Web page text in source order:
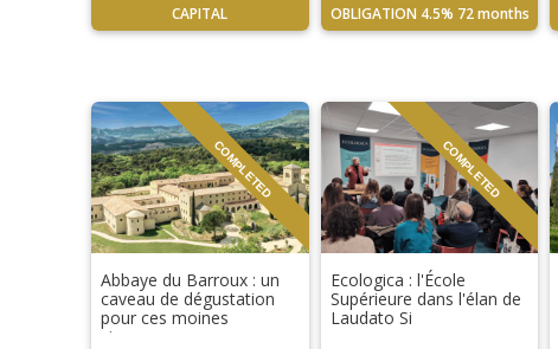
CAPITAL OBLIGATION 4.5% 72 months
COMPLETED
Abbaye du Barroux : un
caveau de dégustation
pour ces moines
vignerons
COMPLETED
Ecologica : l'École
Supérieure dans l'élan de
Laudato Si